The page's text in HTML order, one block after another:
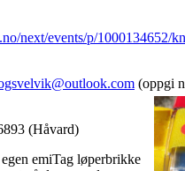
next/events/p/1000134652/
(oppgi
(Håvard)
emiTag løperbrikke